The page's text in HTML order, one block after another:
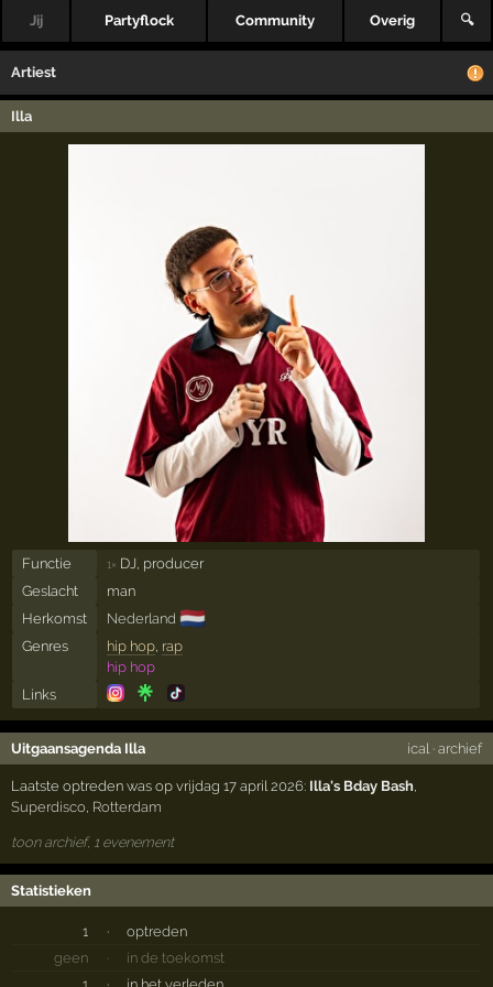
Jij Partyflock Community Overig 🔍
Artiest
Illa
Functie 1× DJ, producer
Geslacht
man
Herkomst
Nederland 🇳🇱
Genres hip hop, rap
hip hop
Links
Uitgaansagenda Illa ical · archief
Laatste optreden was op vrijdag 17 april 2026: Illa's Bday Bash
Superdisco Rotterdam
toon archief, 1 evenement
Statistieken
1 ·
optreden
geen
·
in de toekomst